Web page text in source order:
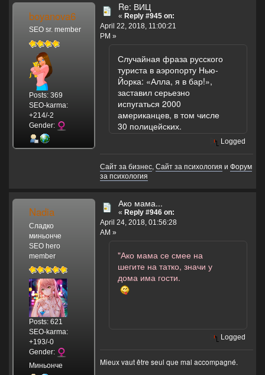
boyanova6
SEO sr. member
Posts: 369
SEO-karma:
+214/-2
Gender:
Re: ВИЦ
« Reply #945 on:
April 22, 2018, 11:00:21
PM »
Случайная фраза русского
туриста в аэропорту Нью-
Йорка: «Алла, я в бар!»,
заставил серьезно
испугаться 2000
американцев, в том числе
30 полицейских.
Logged
Сайт за бизнес, Сайт за психология и Форум
за психология
Nadia
Сладко
миньонче
SEO hero
member
Posts: 621
SEO-karma:
+193/-0
Gender:
Миньонче
Ако мама...
« Reply #946 on:
April 24, 2018, 01:56:28
AM »
"Ако мама се смее на
шегите на татко, значи у
дома има гости.
Logged
Mieux vaut être seul que mal accompagné.